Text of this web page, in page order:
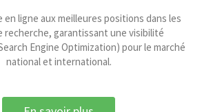
ligne aux meilleures positions dans les
recherche, garantissant une visibilité
Engine Optimization) pour le marché
national et international.